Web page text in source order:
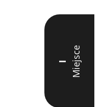
I Miejsce